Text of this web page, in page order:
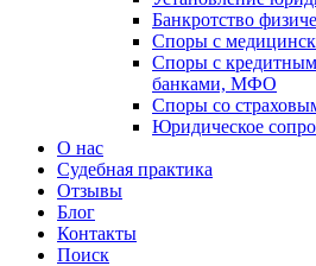
Банкротство
Споры с
Споры с
банками, МФО
Споры со
Юридическое
О нас
Судебная практика
Отзывы
Блог
Контакты
Поиск